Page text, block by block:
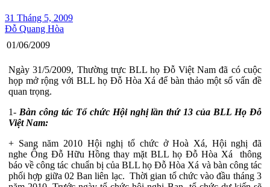
31 Tháng 5, 2009
Đỗ Quang Hòa
01/06/2009
Ngày 31/5/2009, Thường trực BLL họ Đỗ Việt Nam đã có cuộc
họp mở rộng với BLL họ Đỗ Hòa Xá để bàn thảo một số vấn đề
quan trọng.
1- Bàn công tác Tổ chức Hội nghị lần thứ 13 của BLL Họ Đỗ
Việt Nam:
+ Sang năm 2010 Hội nghị tổ chức ở Hoà Xá, Hội nghị đã
nghe Ông Đỗ Hữu Hồng thay mặt BLL họ Đỗ Hòa Xá thông
báo về công tác chuẩn bị của BLL họ Đỗ Hòa Xá và bàn công tác
phối hợp giữa 02 Ban liên lạc. Thời gian tổ chức vào đầu tháng 3